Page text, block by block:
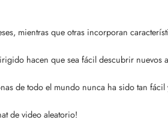
mientras que otras incorporan
hacen que sea fácil descubrir nuevos
de todo el mundo nunca ha sido tan fácil
de video aleatorio!